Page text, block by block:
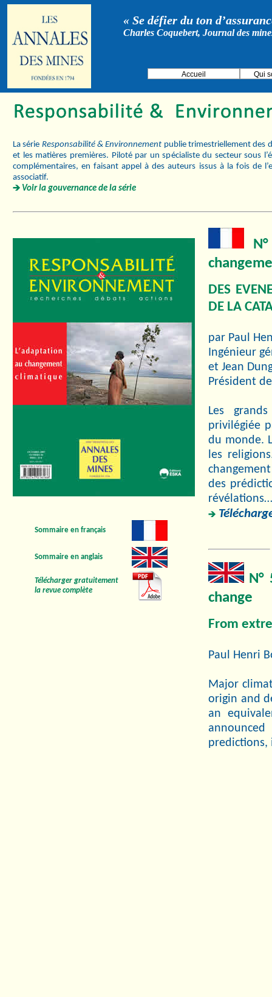
« Se défier du ton
Charles Coquebert, Journal des
Accueil Qui
La série Responsabilité & Environnement publie trimestriellement des
et les matières premières. Piloté par un spécialiste du secteur sous
complémentaires, en faisant appel à des auteurs issus à la fois de
associatif.
Voir la gouvernance de la série
Sommaire en français
Sommaire en anglais
Télécharger gratuitement
la revue complète
DES
DE LA
par Paul
Ingénieur
et Jean
Président
Les
privilégiée
du monde.
les
des
révélations…
N°
change
From
Paul Henri
Major
origin and
an
predictions,